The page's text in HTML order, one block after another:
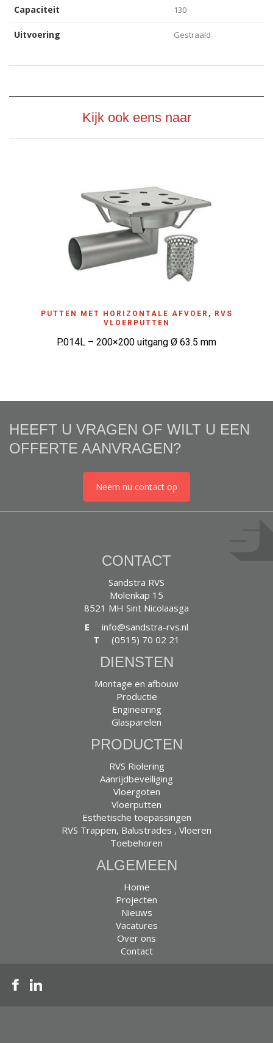
Capaciteit 130
Uitvoering Gestraald
Kijk ook eens naar
PUTTEN MET HORIZONTALE AFVOER ,
RVS
VLOERPUTTEN
P.014L – 200×200 uitgang Ø 63.5 mm
HEEFT U VRAGEN OF WILT U EEN
OFFERTE AANVRAGEN?
Neem nu contact op
CONTACT
Sandstra RVS
Molenkap 15
8521 MH Sint Nicolaasga
E info@sandstra-rvs.nl
T (0515) 70 02 21
DIENSTEN
Montage en afbouw
Productie
Engineering
Glasparelen
PRODUCTEN
RVS Riolering
Aanrijdbeveiliging
Vloergoten
Vloerputten
Esthetische toepassingen
RVS Trappen, Balustrades , Vloeren
Toebehoren
ALGEMEEN
Home
Projecten
Nieuws
Vacatures
Over ons
Contact